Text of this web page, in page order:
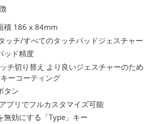
積 186 x 84mm
ッチ/すべてのタッチパッドジェスチャー
ッド精度
チ切り替え より良いジェスチャーのため
ーコーティング
タン
プリでフルカスタマイズ可能
無効にする「Type」キー